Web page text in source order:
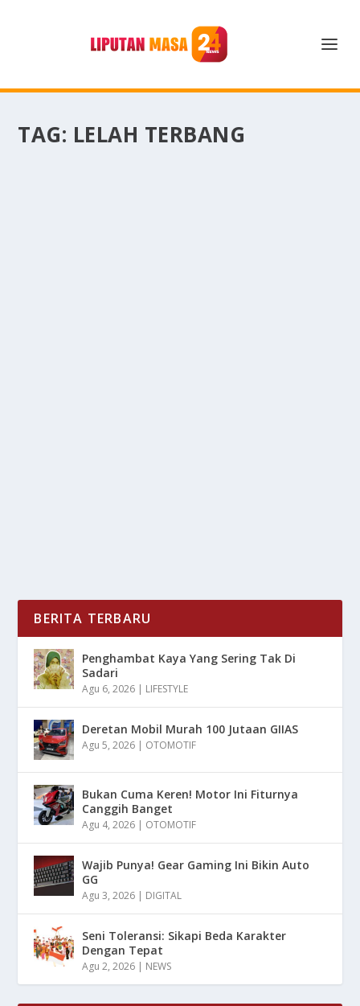
TAG: LELAH TERBANG
BERITA TERBARU
Penghambat Kaya Yang Sering Tak Di
Sadari
Agu 6, 2026 | LIFESTYLE
Deretan Mobil Murah 100 Jutaan GIIAS
Agu 5, 2026 | OTOMOTIF
Bukan Cuma Keren! Motor Ini Fiturnya
Canggih Banget
Agu 4, 2026 | OTOMOTIF
Wajib Punya! Gear Gaming Ini Bikin Auto
GG
Agu 3, 2026 | DIGITAL
Seni Toleransi: Sikapi Beda Karakter
Dengan Tepat
Agu 2, 2026 | NEWS